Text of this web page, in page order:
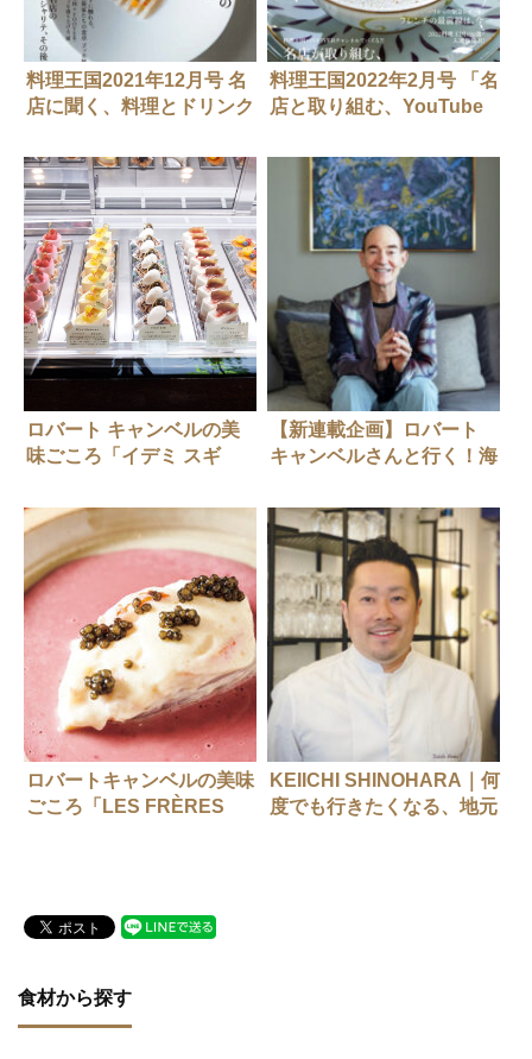
料理王国2021年12月号 名
店に聞く、料理とドリンク
料理王国2022年2月号 「名
店と取り組む、YouTube
ロバート キャンベルの美
味ごころ「イデミ スギ
【新連載企画】ロバート
キャンベルさんと行く！海
おきのレストラン
ロバートキャンベルの美味
ごころ「LES FRÈRES
KEIICHI SHINOHARA｜何
度でも行きたくなる、地元
食材から探す